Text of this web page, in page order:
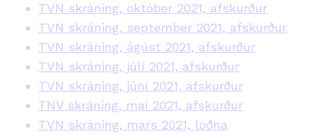
TVN skráning, október 2021, afskurður
TVN skráning, september 2021, afskurður
TVN skráning, ágúst 2021, afskurður
TVN skráning, júlí 2021, afskurður
TVN skráning, júní 2021, afskurður
TNV skráning, maí 2021, afskurður
TVN skráning, mars 2021, loðna